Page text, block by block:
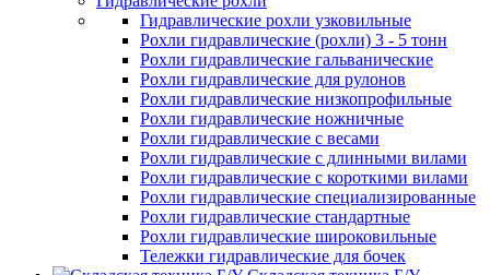
Гидравлические рохли узковильные
Рохли гидравлические (рохли) 3 - 5 тонн
Рохли гидравлические гальванические
Рохли гидравлические для рулонов
Рохли гидравлические низкопрофильные
Рохли гидравлические ножничные
Рохли гидравлические с весами
Рохли гидравлические с длинными вилами
Рохли гидравлические с короткими вилами
Рохли гидравлические специализированные
Рохли гидравлические стандартные
Рохли гидравлические широковильные
Тележки гидравлические для бочек